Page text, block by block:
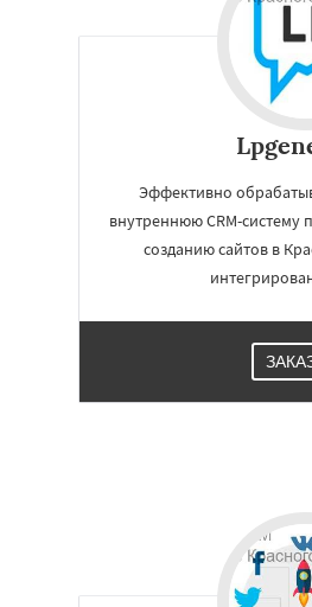
Эффективно
внутреннюю CRM-
созданию сайтов в